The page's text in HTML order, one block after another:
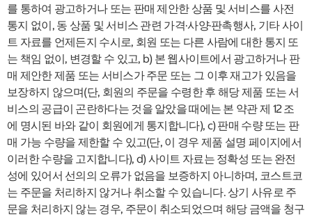
를 통하여 광고하거나 또는 판매 제안한 상품 및 서비스를 사전
통지 없이, 동 상품 및 서비스 관련 가격·사양·판촉행사, 기타 사이
트 자료를 언제든지 수시로, 회원 또는 다른 사람에 대한 통지 또
는 책임 없이, 변경할 수 있고, b) 본 웹사이트에서 광고하거나 판
매 제안한 제품 또는 서비스가 주문 또는 그 이후 재고가 있음을
보장하지 않으며(단, 회원의 주문을 수령한 후 해당 제품 또는 서
비스의 공급이 곤란하다는 것을 알았을 때에는 본 약관 제 12 조
에 명시된 바와 같이 회원에게 통지합니다), c) 판매 수량 또는 판
매 가능 수량을 제한할 수 있고(단, 이 경우 제품 설명 페이지에서
이러한 수량을 고지합니다), d) 사이트 자료는 정확성 또는 완전
성에 있어서 선의의 오류가 없음을 보증하지 아니하며, 코스트코
는 주문을 처리하지 않거나 취소할 수 있습니다. 상기 사유로 주
문을 처리하지 않는 경우, 주문이 취소되었으며 해당 금액을 청구